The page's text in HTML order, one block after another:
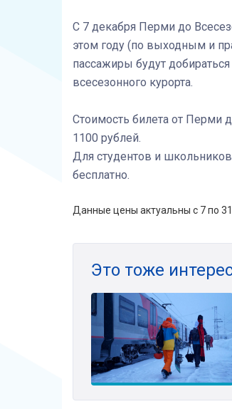
С 7 декабря Перми до
этом году (по выходным и
пассажиры будут
всесезонного курорта.
Стоимость билета от Перми
1100 рублей.
Для студентов и
бесплатно.
Данные цены актуальны с 7 по
Это тоже